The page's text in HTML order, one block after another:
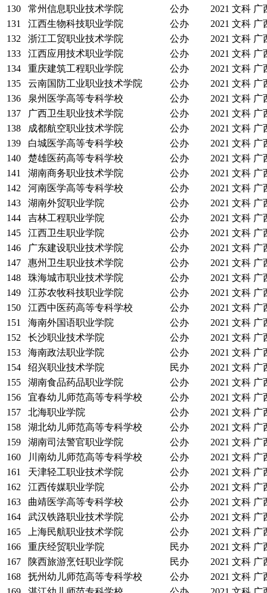
130
常州信息职业技术学院 公办 2021 文科 广
131
江西生物科技职业学院 公办 2021 文科 广
132
浙江工贸职业技术学院 公办 2021 文科 广
133
江西应用技术职业学院 公办 2021 文科 广
134
重庆建筑工程职业学院 公办 2021 文科 广
135
云南国防工业职业技术学院 公办 2021 文科 广
136
泉州医学高等专科学校 公办 2021 文科 广
137
广西卫生职业技术学院 公办 2021 文科 广
138
成都航空职业技术学院 公办 2021 文科 广
139
白城医学高等专科学校 公办 2021 文科 广
140
楚雄医药高等专科学校 公办 2021 文科 广
141
湖南商务职业技术学院 公办 2021 文科 广
142
河南医学高等专科学校 公办 2021 文科 广
143
湖南外贸职业学院 公办 2021 文科 广
144
吉林工程职业学院 公办 2021 文科 广
145
江西卫生职业学院 公办 2021 文科 广
146
广东建设职业技术学院 公办 2021 文科 广
147
惠州卫生职业技术学院 公办 2021 文科 广
148
珠海城市职业技术学院 公办 2021 文科 广
149
江苏农牧科技职业学院 公办 2021 文科 广
150
江西中医药高等专科学校 公办 2021 文科 广
151
海南外国语职业学院 公办 2021 文科 广
152
长沙职业技术学院 公办 2021 文科 广
153
海南政法职业学院 公办 2021 文科 广
154
绍兴职业技术学院 民办 2021 文科 广
155
湖南食品药品职业学院 公办 2021 文科 广
156
宜春幼儿师范高等专科学校 公办 2021 文科 广
157
北海职业学院 公办 2021 文科 广
158
湖北幼儿师范高等专科学校 公办 2021 文科 广
159
湖南司法警官职业学院 公办 2021 文科 广
160
川南幼儿师范高等专科学校 公办 2021 文科 广
161
天津轻工职业技术学院 公办 2021 文科 广
162
江西传媒职业学院 公办 2021 文科 广
163
曲靖医学高等专科学校 公办 2021 文科 广
164
武汉铁路职业技术学院 公办 2021 文科 广
165
上海民航职业技术学院 公办 2021 文科 广
166
重庆经贸职业学院 民办 2021 文科 广
167
陕西旅游烹饪职业学院 民办 2021 文科 广
168
抚州幼儿师范高等专科学校 公办 2021 文科 广